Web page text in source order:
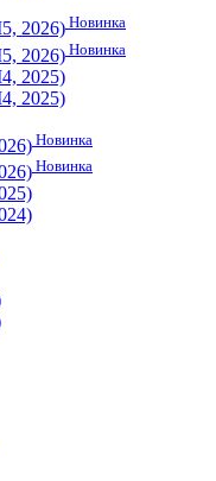
2026)Новинка
2026)Новинка
2025)
2025)
Новинка
Новинка